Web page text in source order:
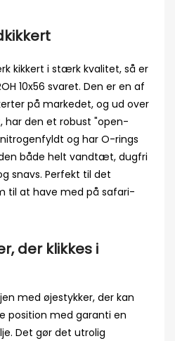
kikkert i stærk kvalitet, så er
10x56 svaret. Den er en af
på markedet, og ud over
har den et robust "open-
og har O-rings
både helt vandtæt, dugfri
snavs. Perfekt til det
til at have med på safari-
der klikkes i
med øjestykker, der kan
position med garanti en
Det gør det utrolig